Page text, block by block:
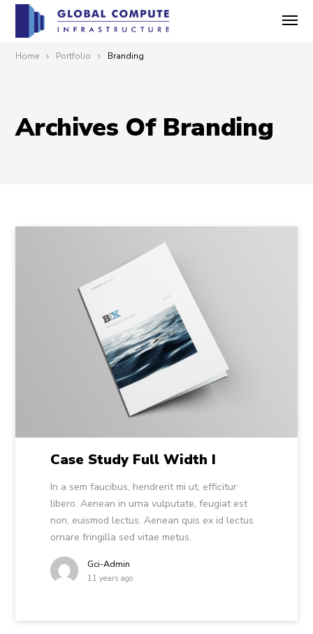
Home Portfolio Branding
Archives Of Branding
Case Study Full Width I
In a sem faucibus, hendrerit mi ut, efficitur
libero. Aenean in urna vulputate, feugiat est
non, euismod lectus. Aenean quis ex id lectus
ornare fringilla sed vitae metus.
Gci-Admin
11 years ago